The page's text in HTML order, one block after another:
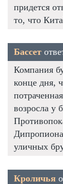
придется
то, что
Бассет
Компания
конце дня,
возросла у
уличных
Кроличья